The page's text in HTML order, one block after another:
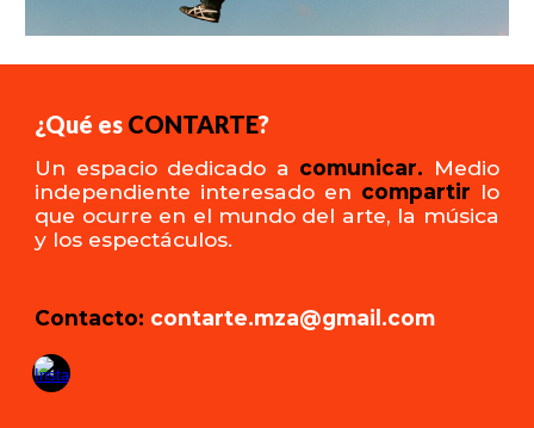
¿Qué es CONTARTE?
Un espacio dedicado a comunicar. Medio
independiente interesado en compartir lo
que ocurre en el mundo del arte, la música
y los espectáculos.
Contacto: contarte.mza@gmail.com